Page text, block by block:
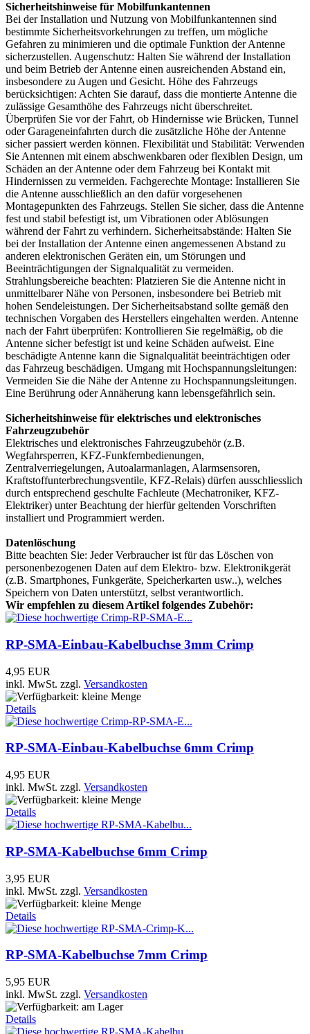
Sicherheitshinweise für Mobilfunkantennen
Bei der Installation und Nutzung von Mobilfunkantennen sind
bestimmte Sicherheitsvorkehrungen zu treffen, um mögliche
Gefahren zu minimieren und die optimale Funktion der Antenne
sicherzustellen. Augenschutz: Halten Sie während der Installation
und beim Betrieb der Antenne einen ausreichenden Abstand ein,
insbesondere zu Augen und Gesicht. Höhe des Fahrzeugs
berücksichtigen: Achten Sie darauf, dass die montierte Antenne die
zulässige Gesamthöhe des Fahrzeugs nicht überschreitet.
Überprüfen Sie vor der Fahrt, ob Hindernisse wie Brücken, Tunnel
oder Garageneinfahrten durch die zusätzliche Höhe der Antenne
sicher passiert werden können. Flexibilität und Stabilität: Verwenden
Sie Antennen mit einem abschwenkbaren oder flexiblen Design, um
Schäden an der Antenne oder dem Fahrzeug bei Kontakt mit
Hindernissen zu vermeiden. Fachgerechte Montage: Installieren Sie
die Antenne ausschließlich an den dafür vorgesehenen
Montagepunkten des Fahrzeugs. Stellen Sie sicher, dass die Antenne
fest und stabil befestigt ist, um Vibrationen oder Ablösungen
während der Fahrt zu verhindern. Sicherheitsabstände: Halten Sie
bei der Installation der Antenne einen angemessenen Abstand zu
anderen elektronischen Geräten ein, um Störungen und
Beeinträchtigungen der Signalqualität zu vermeiden.
Strahlungsbereiche beachten: Platzieren Sie die Antenne nicht in
unmittelbarer Nähe von Personen, insbesondere bei Betrieb mit
hohen Sendeleistungen. Der Sicherheitsabstand sollte gemäß den
technischen Vorgaben des Herstellers eingehalten werden. Antenne
nach der Fahrt überprüfen: Kontrollieren Sie regelmäßig, ob die
Antenne sicher befestigt ist und keine Schäden aufweist. Eine
beschädigte Antenne kann die Signalqualität beeinträchtigen oder
das Fahrzeug beschädigen. Umgang mit Hochspannungsleitungen:
Vermeiden Sie die Nähe der Antenne zu Hochspannungsleitungen.
Eine Berührung oder Annäherung kann lebensgefährlich sein.
Sicherheitshinweise für elektrisches und elektronisches
Fahrzeugzubehör
Elektrisches und elektronisches Fahrzeugzubehör (z.B.
Wegfahrsperren, KFZ-Funkfernbedienungen,
Zentralverriegelungen, Autoalarmanlagen, Alarmsensoren,
Kraftstoffunterbrechungsventile, KFZ-Relais) dürfen ausschliesslich
durch entsprechend geschulte Fachleute (Mechatroniker, KFZ-
Elektriker) unter Beachtung der hierfür geltenden Vorschriften
installiert und Programmiert werden.
Datenlöschung
Bitte beachten Sie: Jeder Verbraucher ist für das Löschen von
personenbezogenen Daten auf dem Elektro- bzw. Elektronikgerät
(z.B. Smartphones, Funkgeräte, Speicherkarten usw..), welches
Speichern von Daten unterstützt, selbst verantwortlich.
Wir empfehlen zu diesem Artikel folgendes Zubehör:
RP-SMA-Einbau-Kabelbuchse 3mm Crimp
4,95 EUR
inkl. MwSt. zzgl. Versandkosten
Details
RP-SMA-Einbau-Kabelbuchse 6mm Crimp
4,95 EUR
inkl. MwSt. zzgl. Versandkosten
Details
RP-SMA-Kabelbuchse 6mm Crimp
3,95 EUR
inkl. MwSt. zzgl. Versandkosten
Details
RP-SMA-Kabelbuchse 7mm Crimp
5,95 EUR
inkl. MwSt. zzgl. Versandkosten
Details